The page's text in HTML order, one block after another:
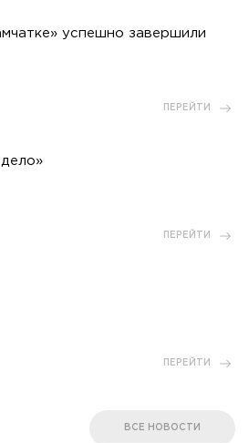
успешно завершили
ПЕРЕЙТИ
ПЕРЕЙТИ
ПЕРЕЙТИ
ВСЕ НОВОСТИ